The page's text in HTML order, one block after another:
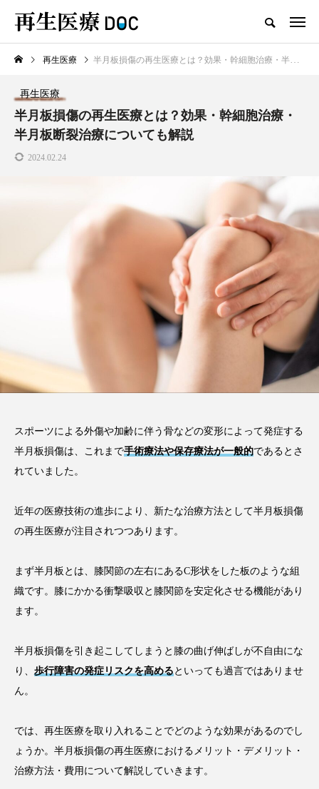
再生医療
注目のトピック
コラム
再生医療 半月板損傷の再生医療とは？効果・幹細胞治療・半月板断裂治療についても解説
再生医療
半月板損傷の再生医療とは？効果・幹細胞治療・
半月板断裂治療についても解説
2024.02.24
スポーツによる外傷や加齢に伴う骨などの変形によって発症する
半月板損傷は、これまで手術療法や保存療法が一般的であるとさ
れていました。
近年の医療技術の進歩により、新たな治療方法として半月板損傷
の再生医療が注目されつつあります。
まず半月板とは、膝関節の左右にあるC形状をした板のような組
織です。膝にかかる衝撃吸収と膝関節を安定化させる機能があり
ます。
半月板損傷を引き起こしてしまうと膝の曲げ伸ばしが不自由にな
り、 歩行障害の発症リスクを高めるといっても過言ではありませ
ん。
では、再生医療を取り入れることでどのような効果があるのでし
ょうか。半月板損傷の再生医療におけるメリット・デメリット・
治療方法・費用について解説していきます。